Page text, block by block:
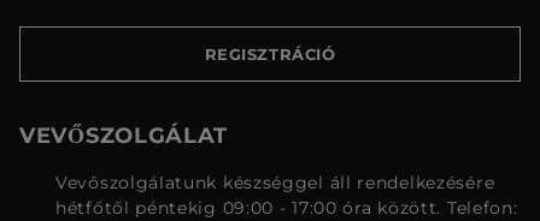
REGISZTRÁCIÓ
VEVŐSZOLGÁLAT
Vevőszolgálatunk készséggel áll rendelkezésére
hétfőtől péntekig 09:00 - 17:00 óra között. Telefon: